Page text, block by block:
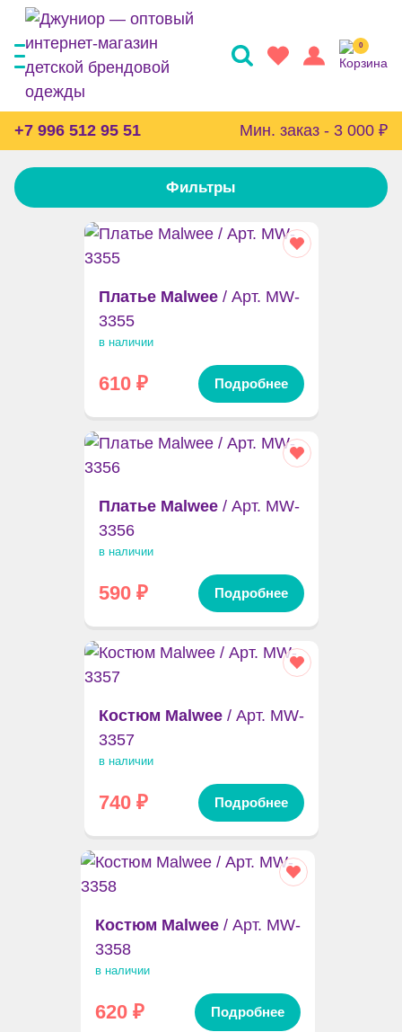
0
+7 996 512 95 51 Мин. заказ - 3 000 ₽
Главная Каталог
MALWEE Найдено товаров:213
Фильтры
Платье Malwee/ Арт. MW-
3355
в наличии
610₽ Подробнее
Платье Malwee/ Арт. MW-
3356
в наличии
590₽ Подробнее
Костюм Malwee/ Арт. MW-
3357
в наличии
740₽ Подробнее
Костюм Malwee/ Арт. MW-
3358
в наличии
620₽ Подробнее